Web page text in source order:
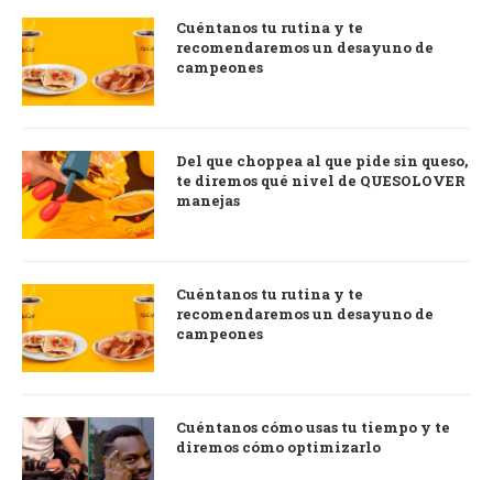
Cuéntanos tu rutina y te
recomendaremos un desayuno de
campeones
Del que choppea al que pide sin queso,
te diremos qué nivel de QUESOLOVER
manejas
Cuéntanos tu rutina y te
recomendaremos un desayuno de
campeones
Cuéntanos cómo usas tu tiempo y te
diremos cómo optimizarlo